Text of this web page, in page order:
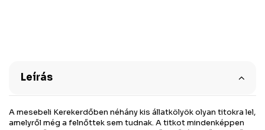
Leírás
A mesebeli Kerekerdőben néhány kis állatkölyök olyan titokra lel,
amelyről még a felnőttek sem tudnak. A titkot mindenképpen